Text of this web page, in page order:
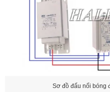
Sơ đồ đấu nối bóng